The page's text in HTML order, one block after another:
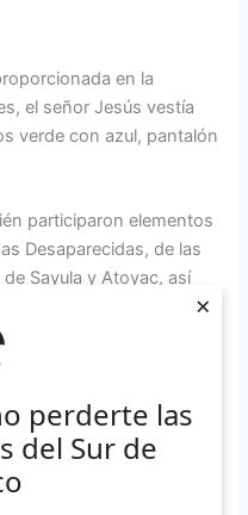
perderte las
del Sur de
×
en la
el señor Jesús vestía
verde con azul, pantalón
participaron elementos
Desaparecidas, de las
Sayula y Atoyac, así
Estatal.
Además realizaron
cédulas de
utilizaron drones para